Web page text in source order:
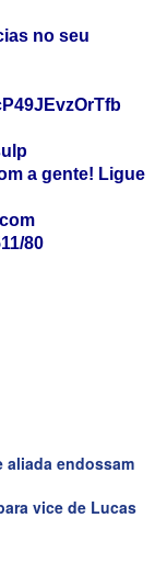
no seu
a gente! Ligue
80
aliada endossam
vice de Lucas